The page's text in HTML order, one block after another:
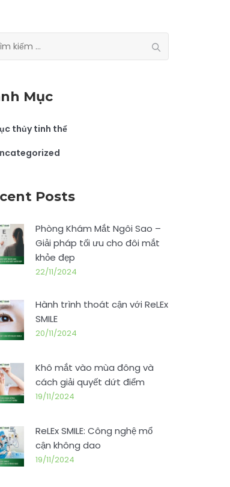
Mục
thủy tinh thể
Posts
Phòng Khám Mắt Ngôi Sao –
Giải pháp tối ưu cho đôi mắt
khỏe đẹp
22/11/2024
Hành trình thoát cận với ReLEx
SMILE
20/11/2024
Khô mắt vào mùa đông và
cách giải quyết dứt điểm
19/11/2024
ReLEx SMILE: Công nghệ mổ
cận không dao
19/11/2024